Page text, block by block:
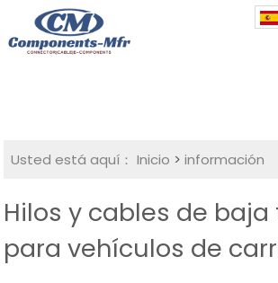
Usted está aquí： Inicio >información
Hilos y cables de baja
para vehículos de